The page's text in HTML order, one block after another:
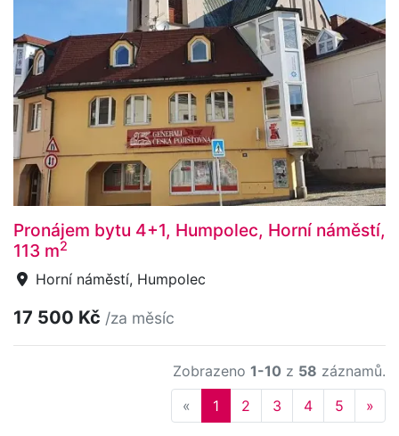
Pronájem bytu 4+1, Humpolec, Horní náměstí,
113 m2
Horní náměstí, Humpolec
17 500 Kč /za měsíc
Zobrazeno 1-10 z 58 záznamů.
« Previous
1 2 3 4 5 »